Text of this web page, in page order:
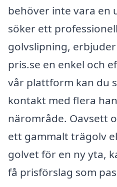
behöver inte vara en
söker ett
golvslipning,
pris.se en enkel och
vår plattform kan du
kontakt med flera
närområde. Oavsett
ett gammalt trägolv
golvet för en ny yta,
få prisförslag som